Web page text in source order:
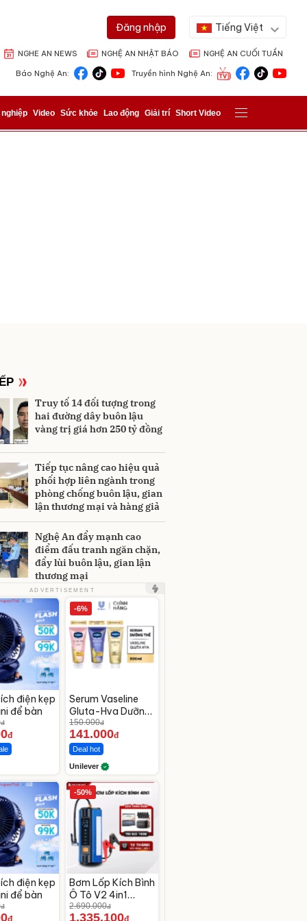
Đăng nhập Tiếng Việt
NGHE AN NEWS NGHỆ AN NHẬT BÁO NGHỆ AN CUỐI TUẦN
Báo Nghệ An: Truyền hình Nghệ An:
nghiệp Video Sức khỏe Lao động Giải trí Short Video
Truy tố 14 đối tượng trong
hai đường dây buôn lậu
vàng trị giá hơn 250 tỷ đồng
Tiếp tục nâng cao hiệu quả
phối hợp liên ngành trong
phòng chống buôn lậu, gian
lận thương mại và hàng giả
Nghệ An đẩy mạnh cao
điểm đấu tranh ngăn chặn,
đẩy lùi buôn lậu, gian lận
thương mại
ADVERTISEMENT
điện kẹp
để bàn
đ
đ
-6%
Serum Vaseline
Gluta-Hya Dưỡng
Da Sáng Mịn Sau 7
Ngày
150.000đ
141.000đ
Deal hot
Unilever
điện kẹp
để bàn
đ
đ
-50%
Bơm Lốp Kích Bình
Ô Tô V2 4in1
MEDICAR –
2.690.000đ
1.335.100đ